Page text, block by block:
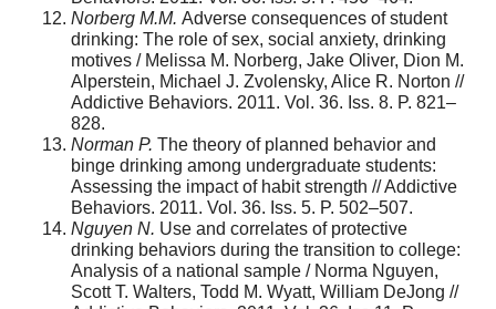
Norberg M.M. Adverse consequences of student
drinking: The role of sex, social anxiety, drinking
motives / Melissa M. Norberg, Jake Oliver, Dion M.
Alperstein, Michael J. Zvolensky, Alice R. Norton //
Addictive Behaviors. 2011. Vol. 36. Iss. 8. P. 821–
828.
Norman P. The theory of planned behavior and
binge drinking among undergraduate students:
Assessing the impact of habit strength // Addictive
Behaviors. 2011. Vol. 36. Iss. 5. P. 502–507.
Nguyen N. Use and correlates of protective
drinking behaviors during the transition to college:
Analysis of a national sample / Norma Nguyen,
Scott T. Walters, Todd M. Wyatt, William DeJong //